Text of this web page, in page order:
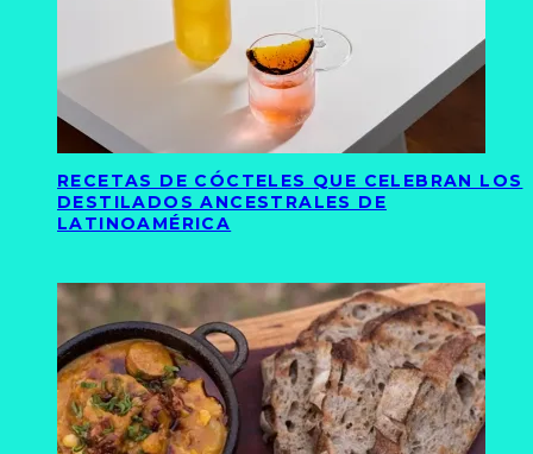
RECETAS DE CÓCTELES QUE CELEBRAN LOS
DESTILADOS ANCESTRALES DE
LATINOAMÉRICA